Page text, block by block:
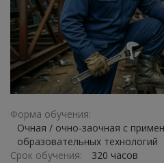
Форма обучения:
Очная / очно-заочная с
образовательных технологий
Срок обучения:
320 часов